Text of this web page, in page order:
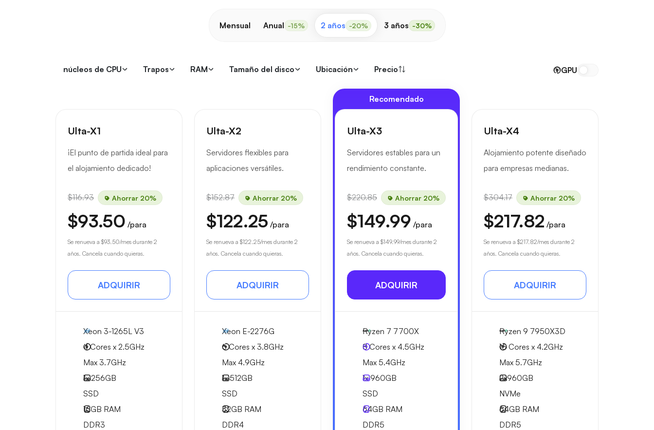
Mensual Anual -15% 2 años -20% 3 años -30%
núcleos de CPU Trapos RAM Tamaño del disco Ubicación Precio GPU
Ulta-X1
¡El punto de partida ideal para
el alojamiento dedicado!
$116.93 Ahorrar 20%
$93.50 /para
Se renueva a $93.50/mes durante 2
años. Cancela cuando quieras.
ADQUIRIR
Xeon 3-1265L V3
4 Cores x 2.5GHz
Max 3.7GHz
1x256GB
SSD
16GB RAM
DDR3
Ulta-X2
Servidores flexibles para
aplicaciones versátiles.
$152.87 Ahorrar 20%
$122.25 /para
Se renueva a $122.25/mes durante 2
años. Cancela cuando quieras.
ADQUIRIR
Xeon E-2276G
6 Cores x 3.8GHz
Max 4.9GHz
1x512GB
SSD
32GB RAM
DDR4
Recomendado
Ulta-X3
Servidores estables para un
rendimiento constante.
$220.85 Ahorrar 20%
$149.99 /para
Se renueva a $149.99/mes durante 2
años. Cancela cuando quieras.
ADQUIRIR
Ryzen 7 7700X
8 Cores x 4.5GHz
Max 5.4GHz
1x960GB
SSD
64GB RAM
DDR5
Ulta-X4
Alojamiento potente diseñado
para empresas medianas.
$304.17 Ahorrar 20%
$217.82 /para
Se renueva a $217.82/mes durante 2
años. Cancela cuando quieras.
ADQUIRIR
Ryzen 9 7950X3D
16 Cores x 4.2GHz
Max 5.7GHz
2x960GB
NVMe
64GB RAM
DDR5